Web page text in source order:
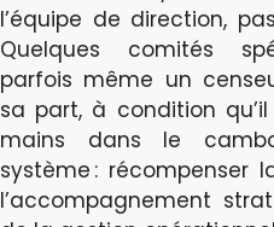
l’équipe de direction,
Quelques comités
parfois même un
sa part, à condition
mains dans le
système : récompenser
l’accompagnement